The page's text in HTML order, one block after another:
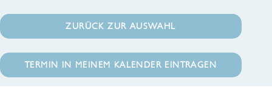
ZURÜCK ZUR AUSWAHL
TERMIN IN MEINEM KALENDER EINTRAGEN